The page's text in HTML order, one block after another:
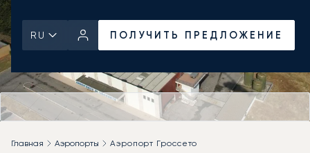
RU ПОЛУЧИТЬ ПРЕДЛОЖЕНИЕ
Главная Аэропорты Аэропорт Гроссето